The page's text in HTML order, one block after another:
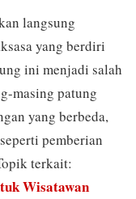
langsung
yang berdiri
ini menjadi salah
masing patung
yang berbeda,
pemberian
terkait:
Wisatawan